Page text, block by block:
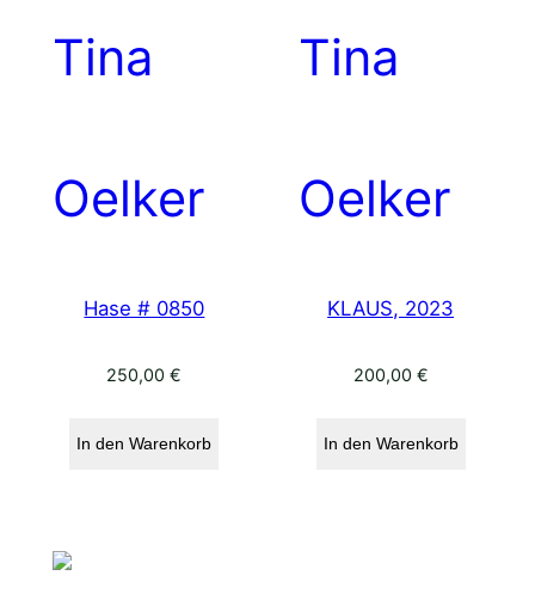
Hase # 0850
250,00€
In den Warenkorb
KLAUS, 2023
200,00 €
In den Warenkorb